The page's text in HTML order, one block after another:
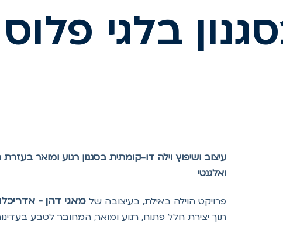
בלגי
ואלגנטי
פרויקט הוילה באילת, בעיצובה של מאגי דהן -
תוך יצירת חלל פתוח, רגוע ומואר, המחובר לטבע